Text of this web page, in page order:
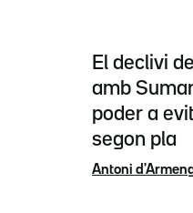
El declivi
amb
poder a
segon pla
Antoni